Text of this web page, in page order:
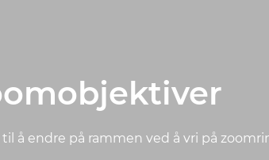
å endre på rammen ved å vri på